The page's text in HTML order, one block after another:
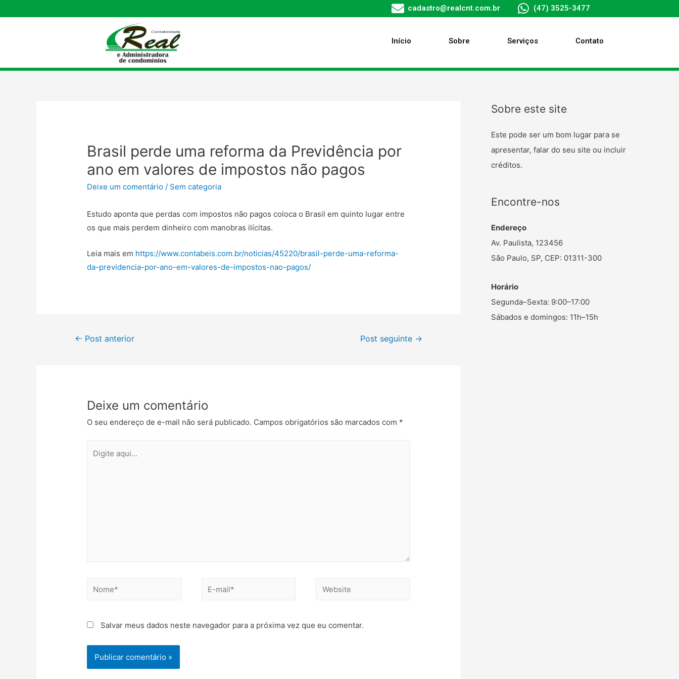
cadastro@realcnt.com.br (47) 3525-3477
Início Sobre Serviços Contato
Brasil perde uma reforma da Previdência por
ano em valores de impostos não pagos
Deixe um comentário / Sem categoria
Estudo aponta que perdas com impostos não pagos coloca o Brasil em quinto lugar entre
os que mais perdem dinheiro com manobras ilícitas.
Leia mais em https://www.contabeis.com.br/noticias/45220/brasil-perde-uma-reforma-
da-previdencia-por-ano-em-valores-de-impostos-nao-pagos/
← Post anterior Post seguinte →
Deixe um comentário
O seu endereço de e-mail não será publicado. Campos obrigatórios são marcados com *
Salvar meus dados neste navegador para a próxima vez que eu comentar.
Sobre este site
Este pode ser um bom lugar para se
apresentar, falar do seu site ou incluir
créditos.
Encontre-nos
Endereço
Av. Paulista, 123456
São Paulo, SP, CEP: 01311-300
Horário
Segunda–Sexta: 9:00–17:00
Sábados e domingos: 11h–15h